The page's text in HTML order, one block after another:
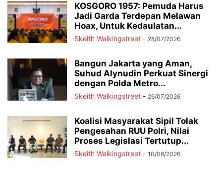
KOSGORO 1957: Pemuda Harus
Jadi Garda Terdepan Melawan
Hoax, Untuk Kedaulatan...
Skeith Walkingstreet - 28/07/2026
Bangun Jakarta yang Aman,
Suhud Alynudin Perkuat Sinergi
dengan Polda Metro...
Skeith Walkingstreet - 26/07/2026
Koalisi Masyarakat Sipil Tolak
Pengesahan RUU Polri, Nilai
Proses Legislasi Tertutup...
Skeith Walkingstreet - 10/06/2026